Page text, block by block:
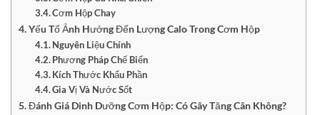
Cơm Hộp Chay
Yếu Tố Ảnh Hưởng Đến Lượng Calo Trong Cơm Hộp
Nguyên Liệu Chính
Phương Pháp Chế Biến
Kích Thước Khẩu Phần
Gia Vị Và Nước Sốt
Đánh Giá Dinh Dưỡng Cơm Hộp: Có Gây Tăng Cân Không?